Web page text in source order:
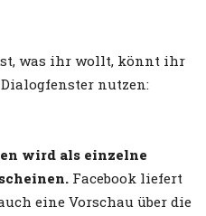
was ihr wollt, könnt ihr
nutzen:
wird als einzelne
Facebook liefert
eine Vorschau über die